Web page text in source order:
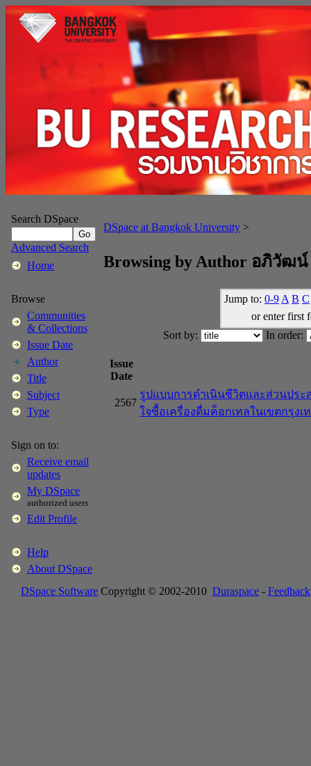
Search DSpace
Advanced Search
Home
Browse
Communities
& Collections
Issue Date
Author
Title
Subject
Type
Sign on to:
Receive email
updates
My DSpace
authorized users
Edit Profile
Help
About DSpace
DSpace at Bangkok University >
Browsing by Author อภิวัฒ
Jump to: 0-9 A B C
or enter first
Sort by:
In order:
Issue
Date
2567
รูปแบบการดำเนินชีวิตและส่วนปร
ใจซื้อเครื่องดื่มค็อกเทลในเขตกรุง
DSpace Software Copyright © 2002-2010 Duraspace - Feedback